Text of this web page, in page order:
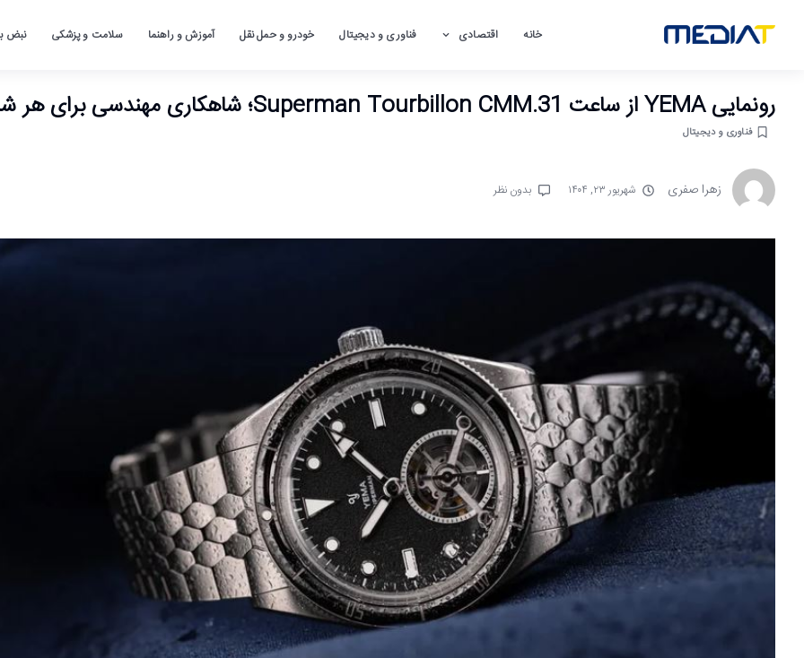
خانه اقتصادی فناوری و دیجیتال خودرو و حمل نقل آموزش و راهنما سلامت و پزشکی نبض
رونمایی YEMA از ساعت Superman Tourbillon CMM.31؛ شاهکاری مهندسی برای هر شرایط
فناوری و دیجیتال
زهرا صفری شهریور ۲۳, ۱۴۰۴ بدون نظر